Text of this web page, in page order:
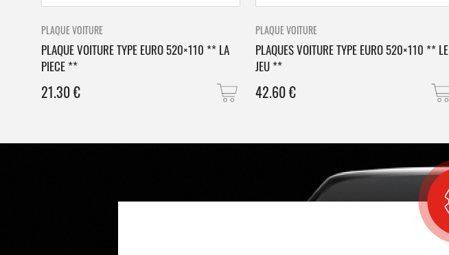
PLAQUE VOITURE
PLAQUE VOITURE TYPE EURO 520×110 ** LA
PIECE **
21.30€
PLAQUE VOITURE
PLAQUES VOITURE TYPE EURO 520×110 ** LE
JEU **
42.60€